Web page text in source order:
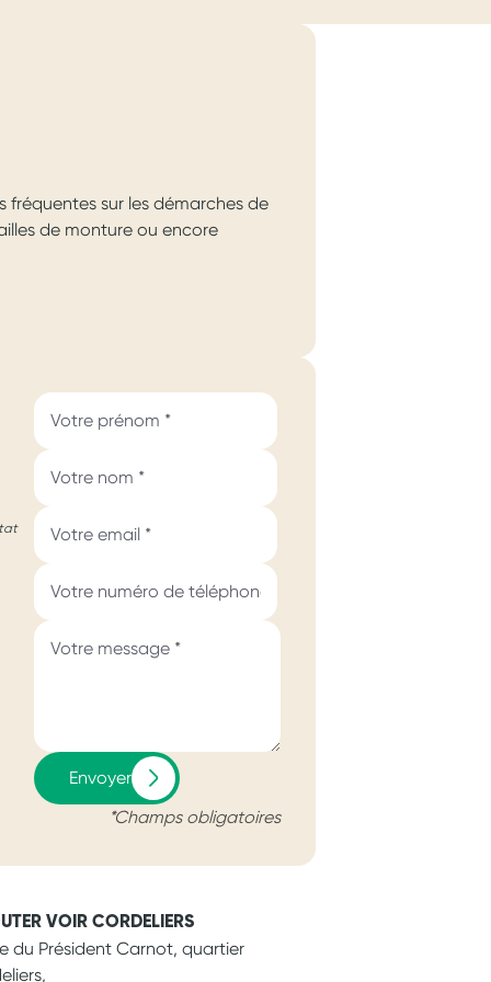
sur les démarches de
de monture ou encore
Envoyer
*Champs obligatoires
VOIR CORDELIERS
du Président Carnot, quartier